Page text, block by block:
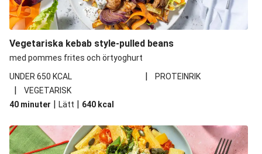
Vegetariska kebab style-pulled beans
med pommes frites och örtyoghurt
UNDER 650 KCAL
| PROTEINRIK
|
VEGETARISK
40 minuter | Lätt | 640 kcal